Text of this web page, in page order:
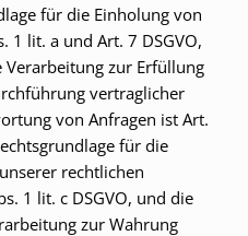
für die Einholung von
1 lit. a und Art. 7 DSGVO,
zur Erfüllung
vertraglicher
von Anfragen ist Art.
für die
rechtlichen
1 lit. c DSGVO, und die
zur Wahrung